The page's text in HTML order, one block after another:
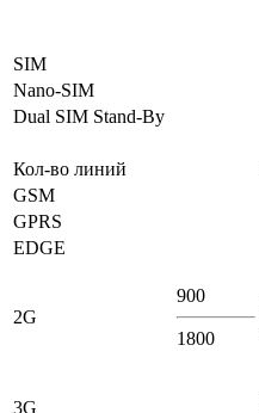
SIM
Nano-SIM
Dual SIM Stand-By
Кол-во линий
GSM
GPRS
EDGE
2G
900
1800
3G